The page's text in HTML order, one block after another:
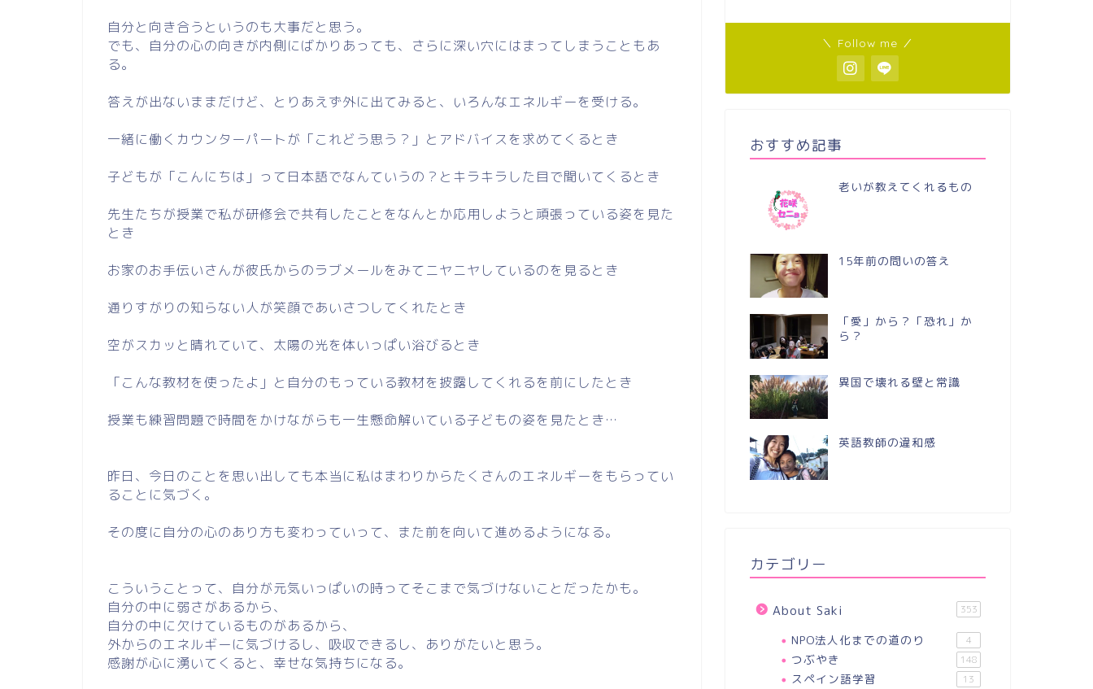
自分と向き合うというのも大事だと思う。
でも、自分の心の向きが内側にばかりあっても、さらに深い穴にはまってしまうこともあ
る。
答えが出ないままだけど、とりあえず外に出てみると、いろんなエネルギーを受ける。
一緒に働くカウンターパートが「これどう思う？」とアドバイスを求めてくるとき
子どもが「こんにちは」って日本語でなんていうの？とキラキラした目で聞いてくるとき
先生たちが授業で私が研修会で共有したことをなんとか応用しようと頑張っている姿を見た
とき
お家のお手伝いさんが彼氏からのラブメールをみてニヤニヤしているのを見るとき
通りすがりの知らない人が笑顔であいさつしてくれたとき
空がスカッと晴れていて、太陽の光を体いっぱい浴びるとき
「こんな教材を使ったよ」と自分のもっている教材を披露してくれるを前にしたとき
授業も練習問題で時間をかけながらも一生懸命解いている子どもの姿を見たとき…
昨日、今日のことを思い出しても本当に私はまわりからたくさんのエネルギーをもらってい
ることに気づく。
その度に自分の心のあり方も変わっていって、また前を向いて進めるようになる。
こういうことって、自分が元気いっぱいの時ってそこまで気づけないことだったかも。
自分の中に弱さがあるから、
自分の中に欠けているものがあるから、
外からのエネルギーに気づけるし、吸収できるし、ありがたいと思う。
感謝が心に湧いてくると、幸せな気持ちになる。
＼ Follow me ／
おすすめ記事
老いが教えてくれるもの
15年前の問いの答え
「愛」から？「恐れ」か
ら？
異国で壊れる壁と常識
英語教師の違和感
カテゴリー
About Saki 353
NPO法人化までの道のり 4
つぶやき 148
スペイン語学習 13